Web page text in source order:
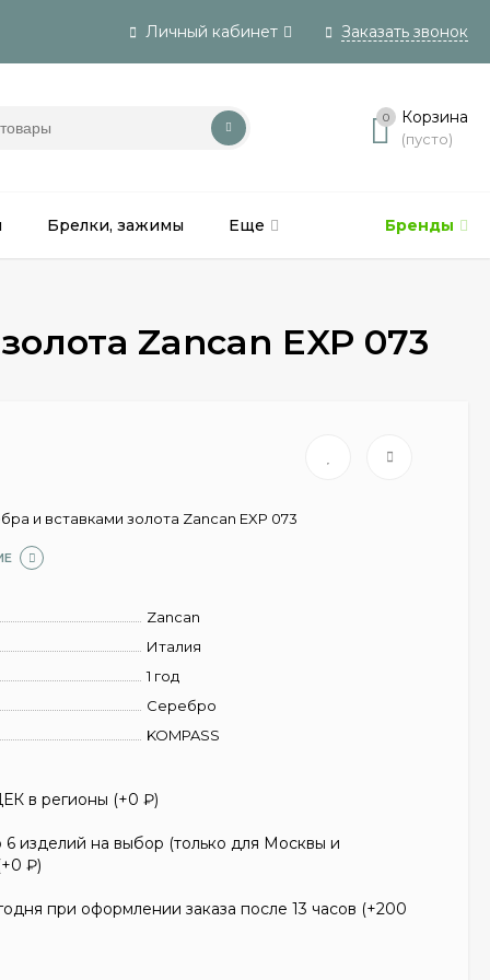
Личный кабинет Заказать звонок
0 Корзина
(пусто)
Бренды
Брелки, зажимы Еще
Zancan EXP 073
и вставками золота Zancan EXP 073
Zancan
Италия
1 год
Серебро
KOMPASS
в регионы (+0₽)
изделий на выбор (только для Москвы и
0₽)
при оформлении заказа после 13 часов (+200